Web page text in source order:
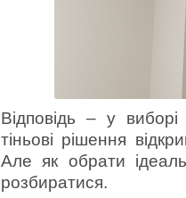
Відповідь – у виборі
тіньові рішення
Але як обрати
розбиратися.